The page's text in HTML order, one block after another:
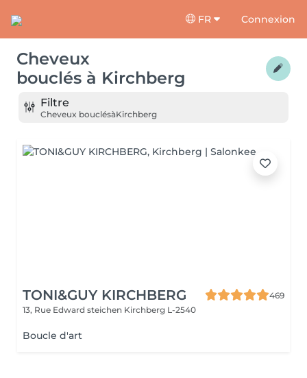
FR Connexion
Cheveux
bouclés à Kirchberg
Filtre
Cheveux bouclésàKirchberg
TONI&GUY KIRCHBERG
469
13, Rue Edward steichen Kirchberg L-2540
Boucle d'art